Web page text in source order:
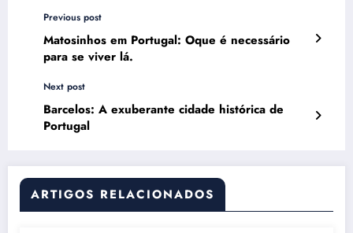
Previous post
Matosinhos em Portugal: Oque é necessário
para se viver lá.
Next post
Barcelos: A exuberante cidade histórica de
Portugal
ARTIGOS RELACIONADOS